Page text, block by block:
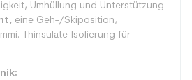
Umhüllung und Unterstützung
eine Geh-/Skiposition,
Thinsulate-Isolierung für